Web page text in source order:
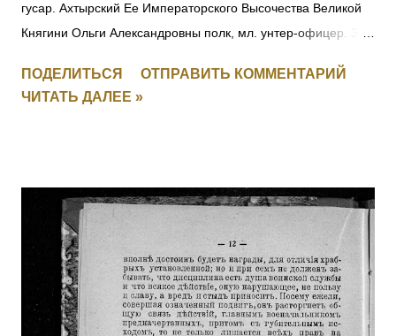
гусар. Ахтырский Ее Императорского Высочества Великой
Княгини Ольги Александровны полк, мл. унтер-офицер. За
Заменен, IV-271156] 4008 Фамилия не установлена. 4009
ПЕРЕТЫКИН Василий Васильевич (стан. Челябинская) — 3
ЛАРИН Николай — 21 саперный батальон, 2 рота, мл.
унтер-офицер. За мужество и храбрость в боях с
австрийцами с 29.05 по 16.06.1915. 4013 БОГДАНОВ
Василий — 293 пех. Ижорский полк, 2 рота, ст. унтер-
офицер. За мужество и храбрость в боях с австрийцами с
23 по 29.05.1915. 4014 СЕРГЕЕВ Василий — 295 пех.
ПОДЕЛИТЬСЯ
ОТПРАВИТЬ КОММЕНТАРИЙ
ЧИТАТЬ ДАЛЕЕ »